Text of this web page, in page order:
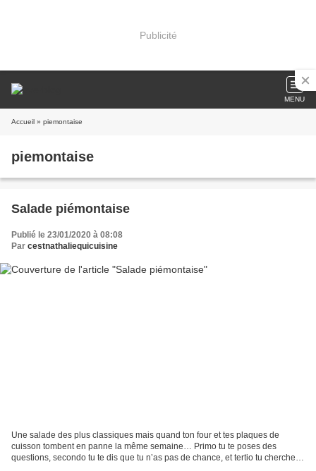
Publicité
MENU
Accueil » piemontaise
piemontaise
Salade piémontaise
Publié le 23/01/2020 à 08:08
Par cestnathaliequicuisine
Une salade des plus classiques mais quand ton four et tes plaques de
cuisson tombent en panne la même semaine… Primo tu te poses des
questions, secondo tu te dis que tu n’as pas de chance, et tertio tu cherches